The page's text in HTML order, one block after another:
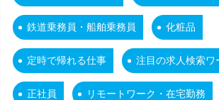
鉄道乗務員・船舶乗務員 化粧品
定時で帰れる仕事 注目の求人検索ワ
正社員 リモートワーク・在宅勤務